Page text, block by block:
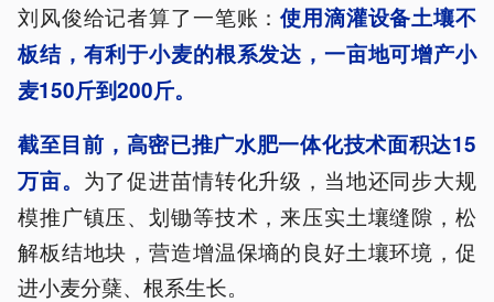
刘风俊给记者算了一笔账：使用滴灌设备土壤不
板结，有利于小麦的根系发达，一亩地可增产小
麦150斤到200斤。
截至目前，高密已推广水肥一体化技术面积达15
万亩。 为了促进苗情转化升级，当地还同步大规
模推广镇压、划锄等技术，来压实土壤缝隙，松
解板结地块，营造增温保墒的良好土壤环境，促
进小麦分蘖、根系生长。